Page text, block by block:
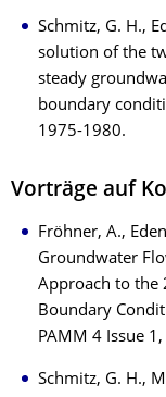
Schmitz, G. H.,
solution of the
steady
boundary
1975-1980.
Vorträge auf
Fröhner, A.,
Groundwater
Approach to the
Boundary
PAMM 4 Issue
Schmitz, G. H.,